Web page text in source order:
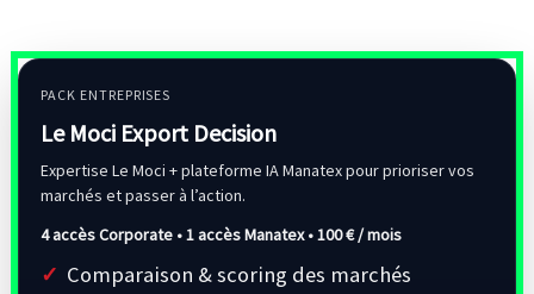
PACK ENTREPRISES
Le Moci Export Decision
Expertise Le Moci + plateforme IA Manatex pour prioriser vos
marchés et passer à l’action.
4 accès Corporate • 1 accès Manatex •100 € / mois
Comparaison & scoring des marchés